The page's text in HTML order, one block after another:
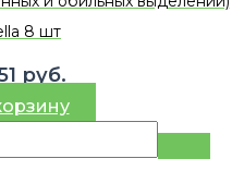
8 шт
руб.